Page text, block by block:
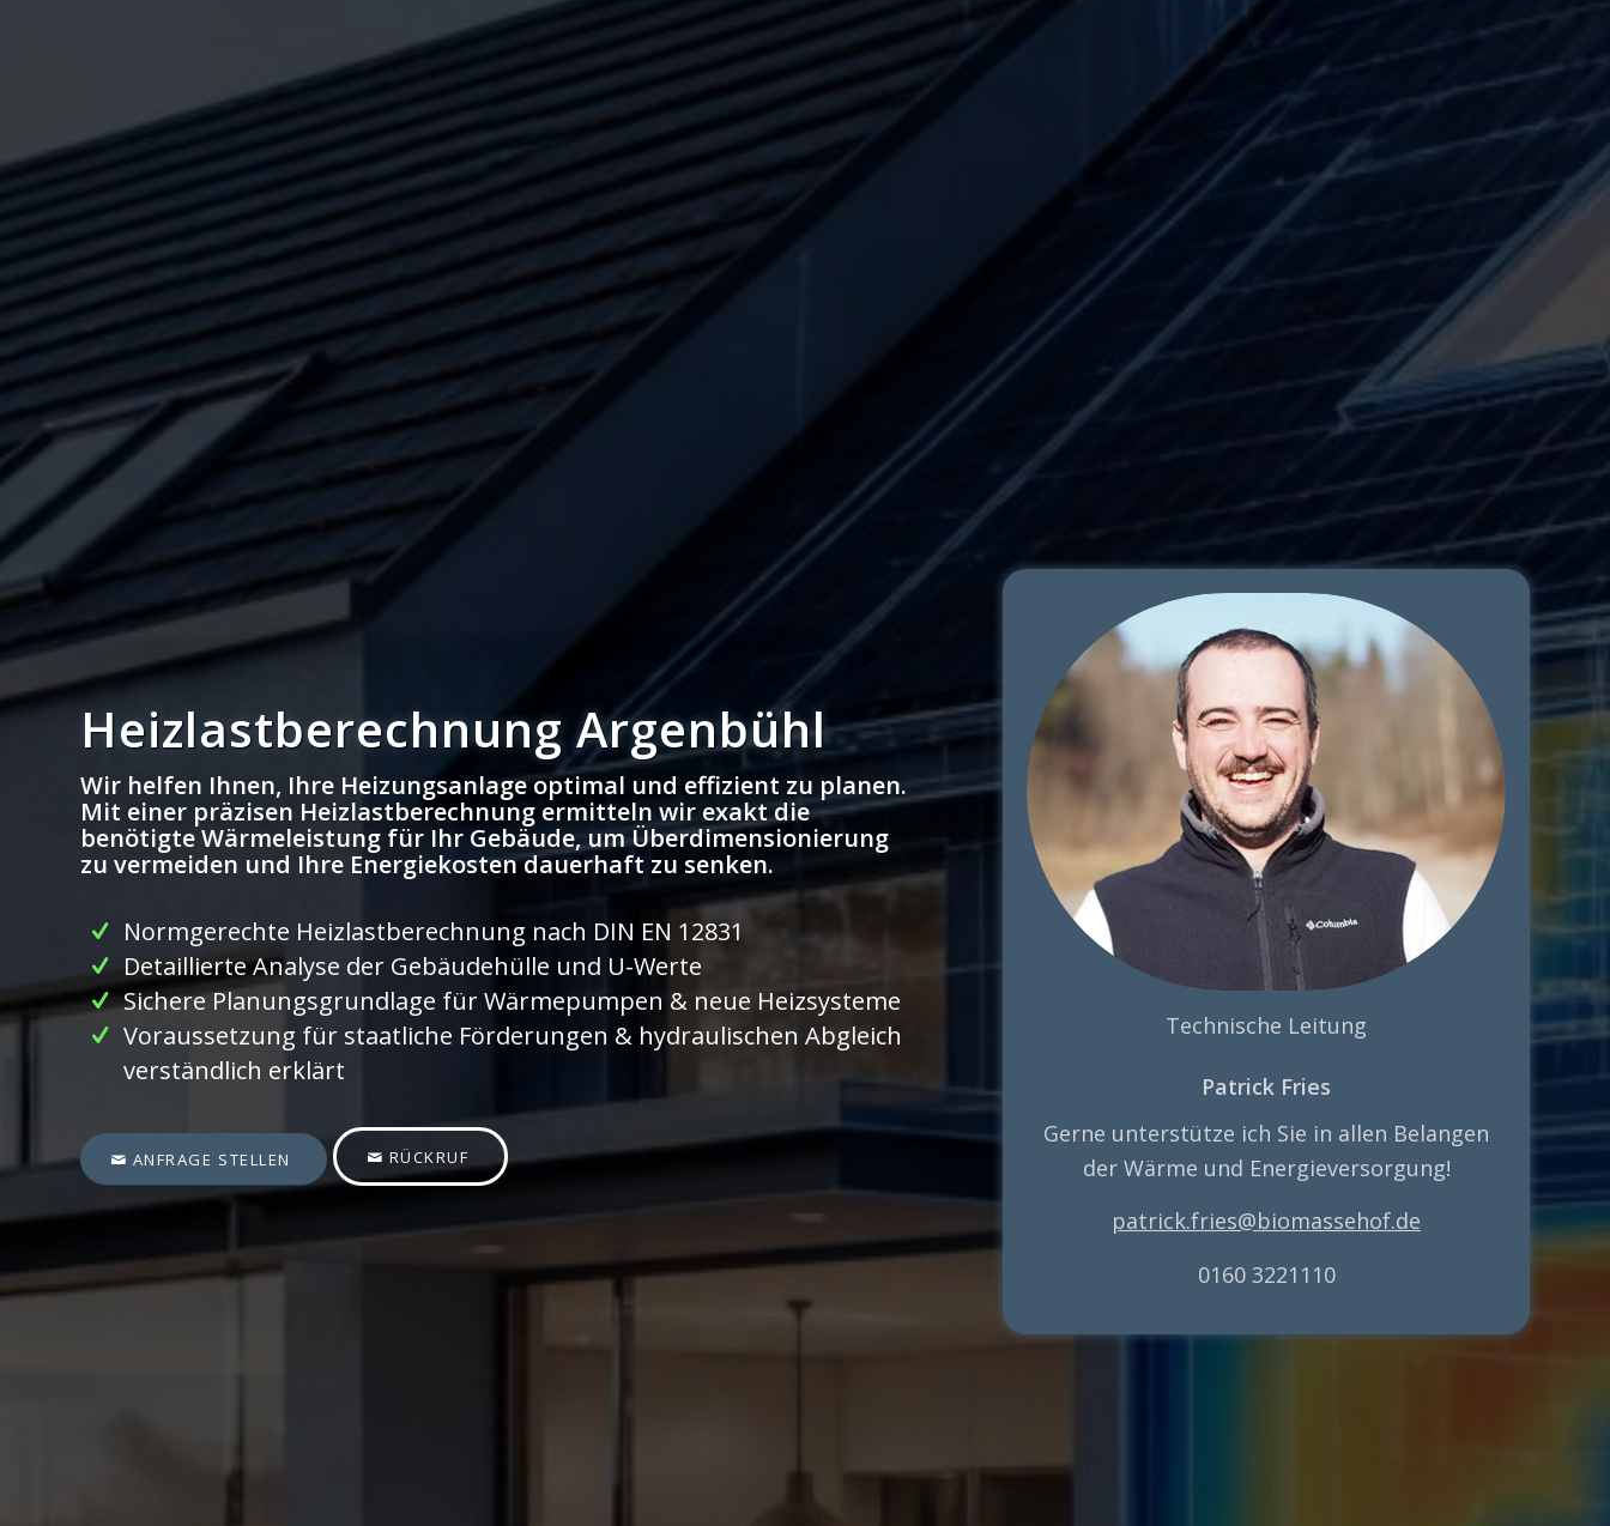
Heizlastberechnung Argenbühl
Wir helfen Ihnen, Ihre Heizungsanlage optimal und effizient zu planen.
Mit einer präzisen Heizlastberechnung ermitteln wir exakt die
benötigte Wärmeleistung für Ihr Gebäude, um Überdimensionierung
zu vermeiden und Ihre Energiekosten dauerhaft zu senken.
Normgerechte Heizlastberechnung nach DIN EN 12831
Detaillierte Analyse der Gebäudehülle und U-Werte
Sichere Planungsgrundlage für Wärmepumpen & neue Heizsysteme
Voraussetzung für staatliche Förderungen & hydraulischen Abgleich
verständlich erklärt
ANFRAGE STELLEN RÜCKRUF
Technische Leitung
Patrick Fries
Gerne unterstütze ich Sie in allen Belangen
der Wärme und Energieversorgung!
patrick.fries@biomassehof.de
0160 3221110